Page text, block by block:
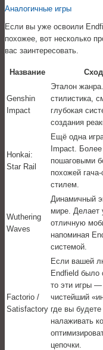
Аналогичные игры
Если вы уже освоили
похожее, вот несколько
вас заинтересовать.
Название
Genshin
Impact
Эталон
стилистика,
глубокая
создания
Honkai:
Star Rail
Ещё одна
Impact.
пошаговыми
похожей
стилем.
Wuthering
Waves
Динамичный
мире. Делает
отличную
напоминая
системой.
Factorio /
Satisfactory
Если вашей
Endfield было
то эти игры
чистейший
где вы
налаживать
цепочки.